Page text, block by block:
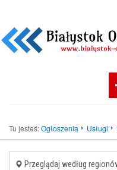
Tu jesteś:Ogłoszenia Usługi
Przeglądaj według